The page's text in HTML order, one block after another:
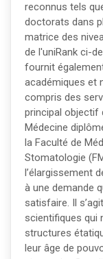
reconnus tels
doctorats dans
matrice des
de l'uniRank ci-
fournit
académiques et
compris des
principal objectif
Médecine
la Faculté de
Stomatologie
l’élargissement
à une demande
satisfaire. Il
scientifiques qui
structures
leur âge de